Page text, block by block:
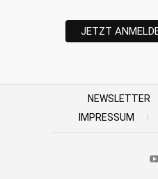
NEWSLETTER
IMPRESSUM